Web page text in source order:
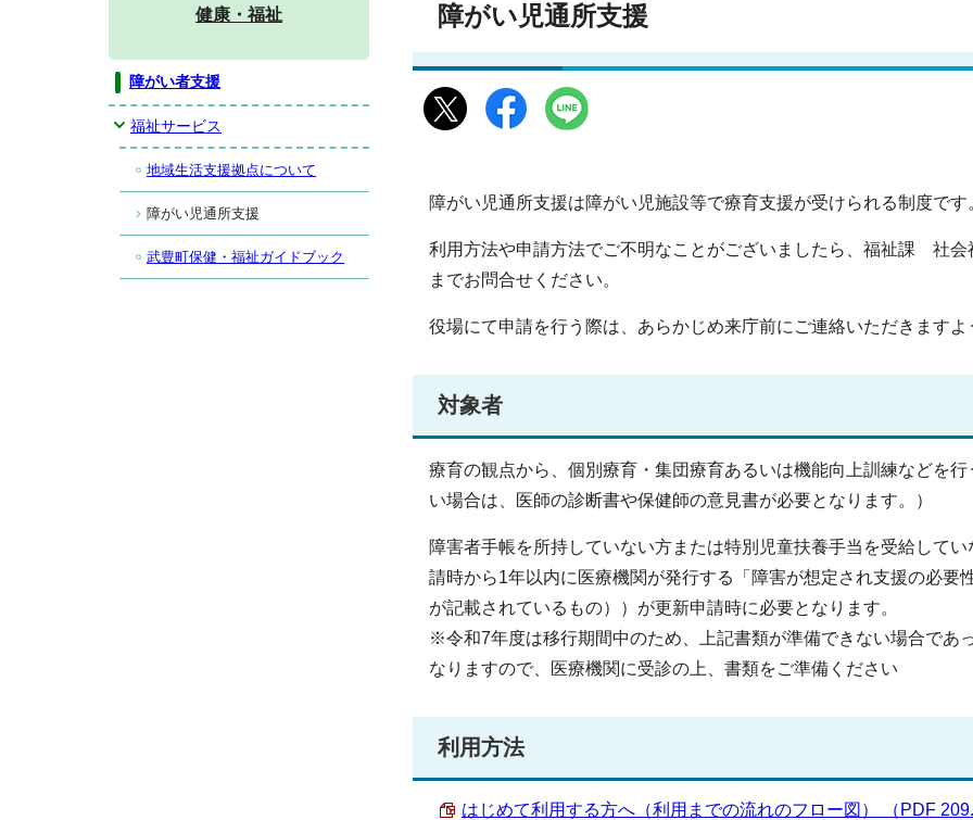
障がい児通所支援
障がい児通所支援は障がい児施設等で療育支援が受けられる制度です
利用方法や申請方法でご不明なことがございましたら、福祉課 社
までお問合せください。
役場にて申請を行う際は、あらかじめ来庁前にご連絡いただきます
対象者
療育の観点から、個別療育・集団療育あるいは機能向上訓練などを
い場合は、医師の診断書や保健師の意見書が必要となります。）
障害者手帳を所持していない方または特別児童扶養手当を受給して
請時から1年以内に医療機関が発行する「障害が想定され支援の必
が記載されているもの））が更新申請時に必要となります。
※令和7年度は移行期間中のため、上記書類が準備できない場合であ
なりますので、医療機関に受診の上、書類をご準備ください
利用方法
はじめて利用する方へ（利用までの流れのフロー図） （PDF
健康・福祉
障がい者支援
福祉サービス
地域生活支援拠点について
障がい児通所支援
武豊町保健・福祉ガイドブック